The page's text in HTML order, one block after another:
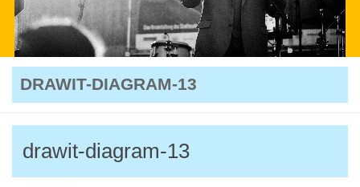
DRAWIT-DIAGRAM-13
drawit-diagram-13